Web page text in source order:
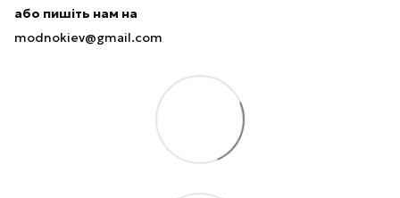
або пишіть нам на
modnokiev@gmail.com